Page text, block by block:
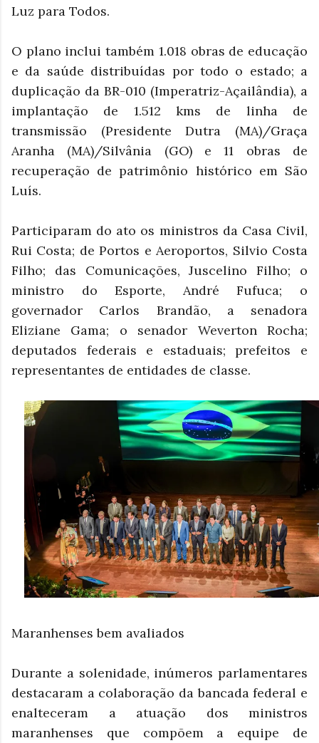
Luz para Todos.
O plano inclui também 1.018 obras de educação
e da saúde distribuídas por todo o estado; a
duplicação da BR-010 (Imperatriz-Açailândia), a
implantação de 1.512 kms de linha de
transmissão (Presidente Dutra (MA)/Graça
Aranha (MA)/Silvânia (GO) e 11 obras de
recuperação de patrimônio histórico em São
Luís.
Participaram do ato os ministros da Casa Civil,
Rui Costa; de Portos e Aeroportos, Silvio Costa
Filho; das Comunicações, Juscelino Filho; o
ministro do Esporte, André Fufuca; o
governador Carlos Brandão, a senadora
Eliziane Gama; o senador Weverton Rocha;
deputados federais e estaduais; prefeitos e
representantes de entidades de classe.
Maranhenses bem avaliados
Durante a solenidade, inúmeros parlamentares
destacaram a colaboração da bancada federal e
enalteceram a atuação dos ministros
maranhenses que compõem a equipe de